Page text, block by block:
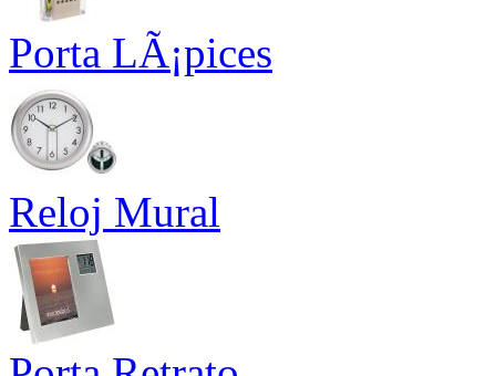
Porta LÃ¡pices
Reloj Mural